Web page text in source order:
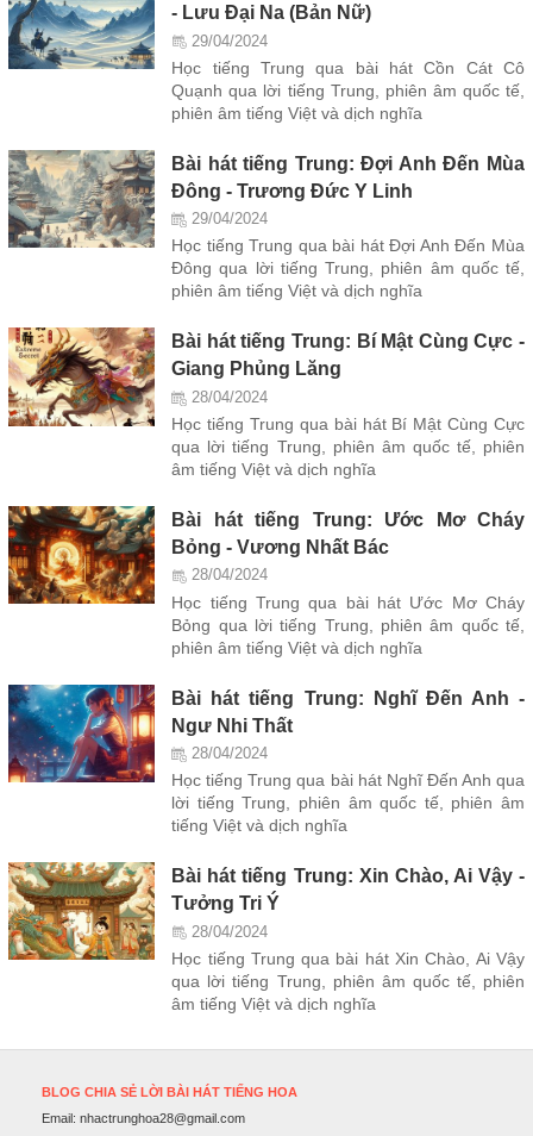
- Lưu Đại Na (Bản Nữ)
29/04/2024
Học tiếng Trung qua bài hát Cồn Cát Cô
Quạnh qua lời tiếng Trung, phiên âm quốc tế,
phiên âm tiếng Việt và dịch nghĩa
Bài hát tiếng Trung: Đợi Anh Đến Mùa
Đông - Trương Đức Y Linh
29/04/2024
Học tiếng Trung qua bài hát Đợi Anh Đến Mùa
Đông qua lời tiếng Trung, phiên âm quốc tế,
phiên âm tiếng Việt và dịch nghĩa
Bài hát tiếng Trung: Bí Mật Cùng Cực -
Giang Phủng Lăng
28/04/2024
Học tiếng Trung qua bài hát Bí Mật Cùng Cực
qua lời tiếng Trung, phiên âm quốc tế, phiên
âm tiếng Việt và dịch nghĩa
Bài hát tiếng Trung: Ước Mơ Cháy
Bỏng - Vương Nhất Bác
28/04/2024
Học tiếng Trung qua bài hát Ước Mơ Cháy
Bỏng qua lời tiếng Trung, phiên âm quốc tế,
phiên âm tiếng Việt và dịch nghĩa
Bài hát tiếng Trung: Nghĩ Đến Anh -
Ngư Nhi Thất
28/04/2024
Học tiếng Trung qua bài hát Nghĩ Đến Anh qua
lời tiếng Trung, phiên âm quốc tế, phiên âm
tiếng Việt và dịch nghĩa
Bài hát tiếng Trung: Xin Chào, Ai Vậy -
Tưởng Tri Ý
28/04/2024
Học tiếng Trung qua bài hát Xin Chào, Ai Vậy
qua lời tiếng Trung, phiên âm quốc tế, phiên
âm tiếng Việt và dịch nghĩa
BLOG CHIA SẺ LỜI BÀI HÁT TIẾNG HOA
Email: nhactrunghoa28@gmail.com